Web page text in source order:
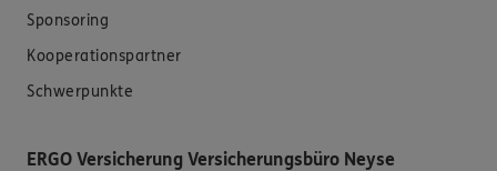
Sponsoring
Kooperationspartner
Schwerpunkte
ERGO Versicherung Versicherungsbüro Neyse